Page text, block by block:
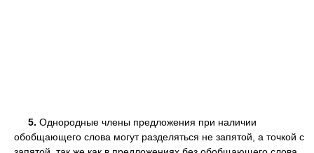
5. Однородные члены предложения при наличии
обобщающего слова могут разделяться не запятой, а точкой с